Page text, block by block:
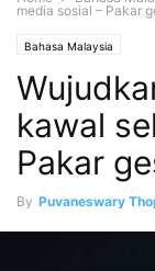
media sosial – Pakar
Bahasa Malaysia
kawal
Pakar
By Puvaneswary